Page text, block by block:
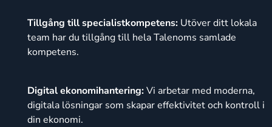
Tillgång till specialistkompetens: Utöver ditt lokala
team har du tillgång till hela Talenoms samlade
kompetens.
Digital ekonomihantering:Vi arbetar med moderna,
digitala lösningar som skapar effektivitet och kontroll i
din ekonomi.